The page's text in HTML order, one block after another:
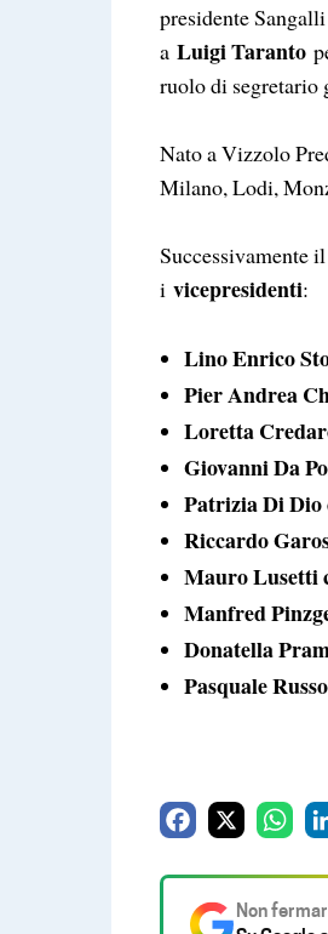
presidente
a Luigi Taranto
ruolo di segretario
Nato a Vizzolo
Milano, Lodi,
Successivamente
i vicepresidenti:
Lino Enrico
Pier Andrea
Loretta
Giovanni Da
Patrizia Di Dio
Riccardo
Mauro Lusetti
Manfred
Donatella
Pasquale
e
X
W
t
Non